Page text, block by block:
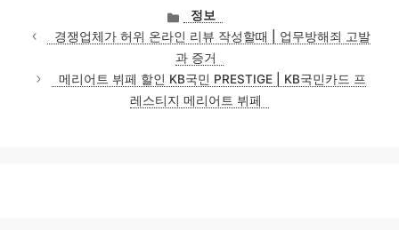
카
테
고
리
정보
경쟁업체가 허위 온라인 리뷰 작성할때 | 업무방해죄 고발
과 증거
메리어트 뷔페 할인 KB국민 PRESTIGE | KB국민카드 프
레스티지 메리어트 뷔페